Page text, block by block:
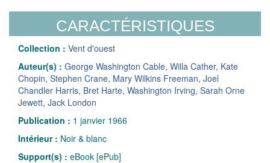
CARACTÉRISTIQUES
Collection : Vent d'ouest
Auteur(s) : George Washington Cable, Willa Cather, Kate
Chopin, Stephen Crane, Mary Wilkins Freeman, Joel
Chandler Harris, Bret Harte, Washington Irving, Sarah Orne
Jewett, Jack London
Publication : 1 janvier 1966
Intérieur : Noir & blanc
Support(s) : eBook [ePub]